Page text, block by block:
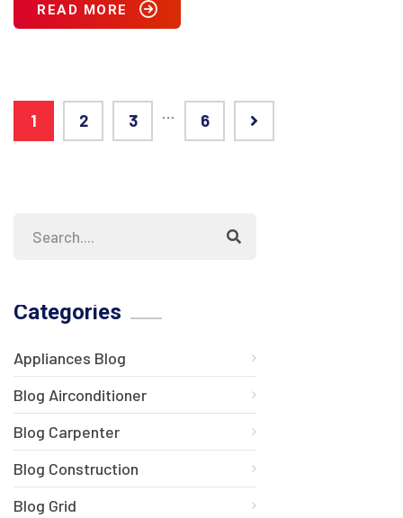
READ MORE
1 2 3 … 6
Categories
Appliances Blog
Blog Airconditioner
Blog Carpenter
Blog Construction
Blog Grid